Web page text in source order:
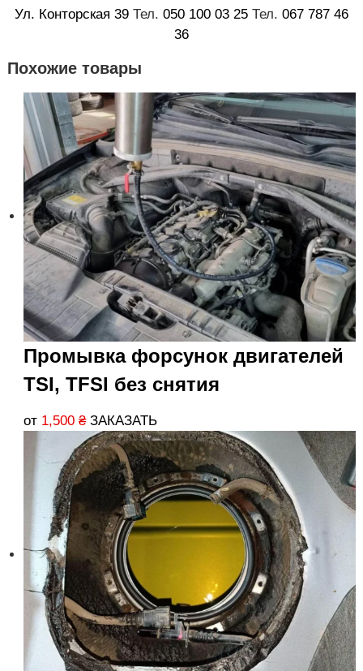
Ул. Конторская 39 Тел. 050 100 03 25 Тел. 067 787 46
36
Похожие товары
Промывка форсунок двигателей
TSI, TFSI без снятия
от 1,500 ₴ ЗАКАЗАТЬ